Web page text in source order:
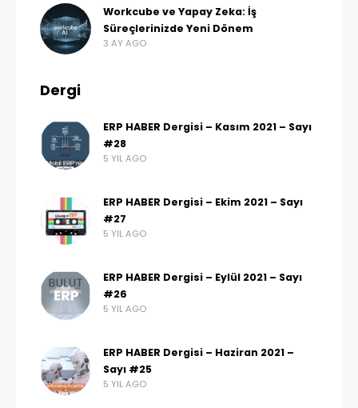
Workcube ve Yapay Zeka: İş
Süreçlerinizde Yeni Dönem
3 AY AGO
Dergi
ERP HABER Dergisi – Kasım 2021 – Sayı
#28
5 YIL AGO
ERP HABER Dergisi – Ekim 2021 – Sayı
#27
5 YIL AGO
ERP HABER Dergisi – Eylül 2021 – Sayı
#26
5 YIL AGO
ERP HABER Dergisi – Haziran 2021 –
Sayı #25
5 YIL AGO